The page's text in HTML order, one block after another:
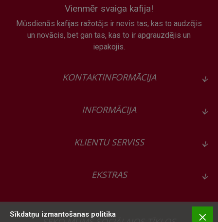
Vienmēr svaiga kafija!
Mūsdienās kafijas ražotājs ir nevis tas, kas to audzējis
un novācis, bet gan tas, kas to ir apgrauzdējis un
iepakojis.
KONTAKTINFORMĀCIJA
INFORMĀCIJA
KLIENTU SERVISS
EKSTRAS
Sīkdatņu izmantošanas politika